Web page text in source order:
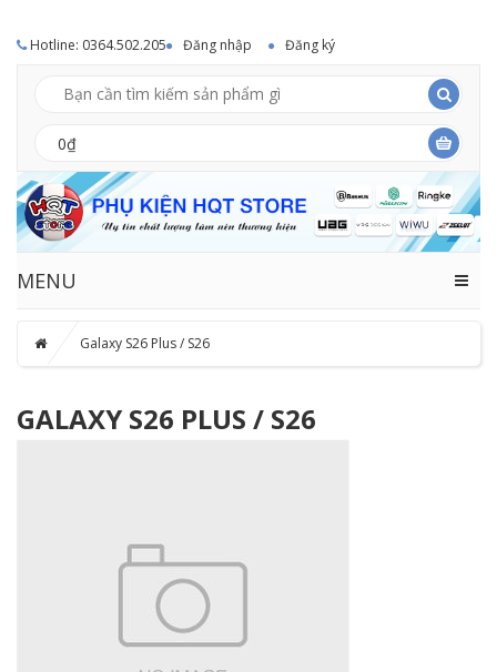
Hotline: 0364.502.205 Đăng nhập Đăng ký
0₫
MENU
Galaxy S26 Plus / S26
GALAXY S26 PLUS / S26